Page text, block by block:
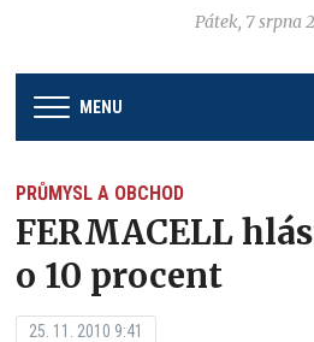
Pátek, 7 srpna
MENU
PRŮMYSL A OBCHOD
FERMACELL
o 10 procent
25. 11. 2010 9:41